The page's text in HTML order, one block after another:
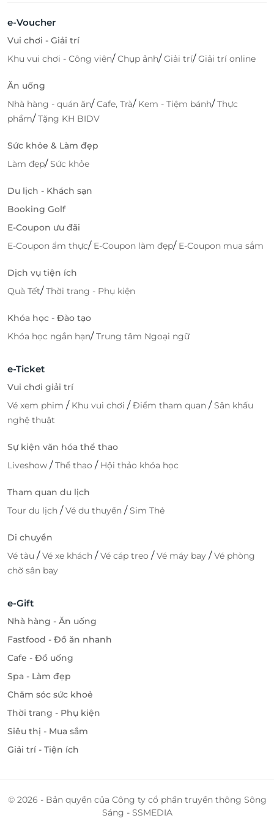
e-Voucher
Vui chơi - Giải trí
Khu vui chơi - Công viên/Chụp ảnh/Giải trí/Giải trí online
Ăn uống
Nhà hàng - quán ăn/Cafe, Trà/ Kem - Tiệm bánh/Thực
phẩm/Tặng KH BIDV
Sức khỏe & Làm đẹp
Làm đẹp/Sức khỏe
Du lịch - Khách sạn
Booking Golf
E-Coupon ưu đãi
E-Coupon ẩm thực/ E-Coupon làm đẹp/ E-Coupon mua sắm
Dịch vụ tiện ích
Quà Tết/Thời trang - Phụ kiện
Khóa học - Đào tạo
Khóa học ngắn hạn/Trung tâm Ngoại ngữ
e-Ticket
Vui chơi giải trí
Vé xem phim / Khu vui chơi /Điểm tham quan /Sân khấu
nghệ thuật
Sự kiện văn hóa thể thao
Liveshow /Thể thao / Hội thảo khóa học
Tham quan du lịch
Tour du lịch /Vé du thuyền /Sim Thẻ
Di chuyển
Vé tàu /Vé xe khách /Vé cáp treo /Vé máy bay /Vé phòng
chờ sân bay
e-Gift
Nhà hàng - Ăn uống
Fastfood - Đồ ăn nhanh
Cafe - Đồ uống
Spa - Làm đẹp
Chăm sóc sức khoẻ
Thời trang - Phụ kiện
Siêu thị - Mua sắm
Giải trí - Tiện ích
© 2026 - Bản quyền của Công ty cổ phần truyền thông Sông
Sáng - SSMEDIA